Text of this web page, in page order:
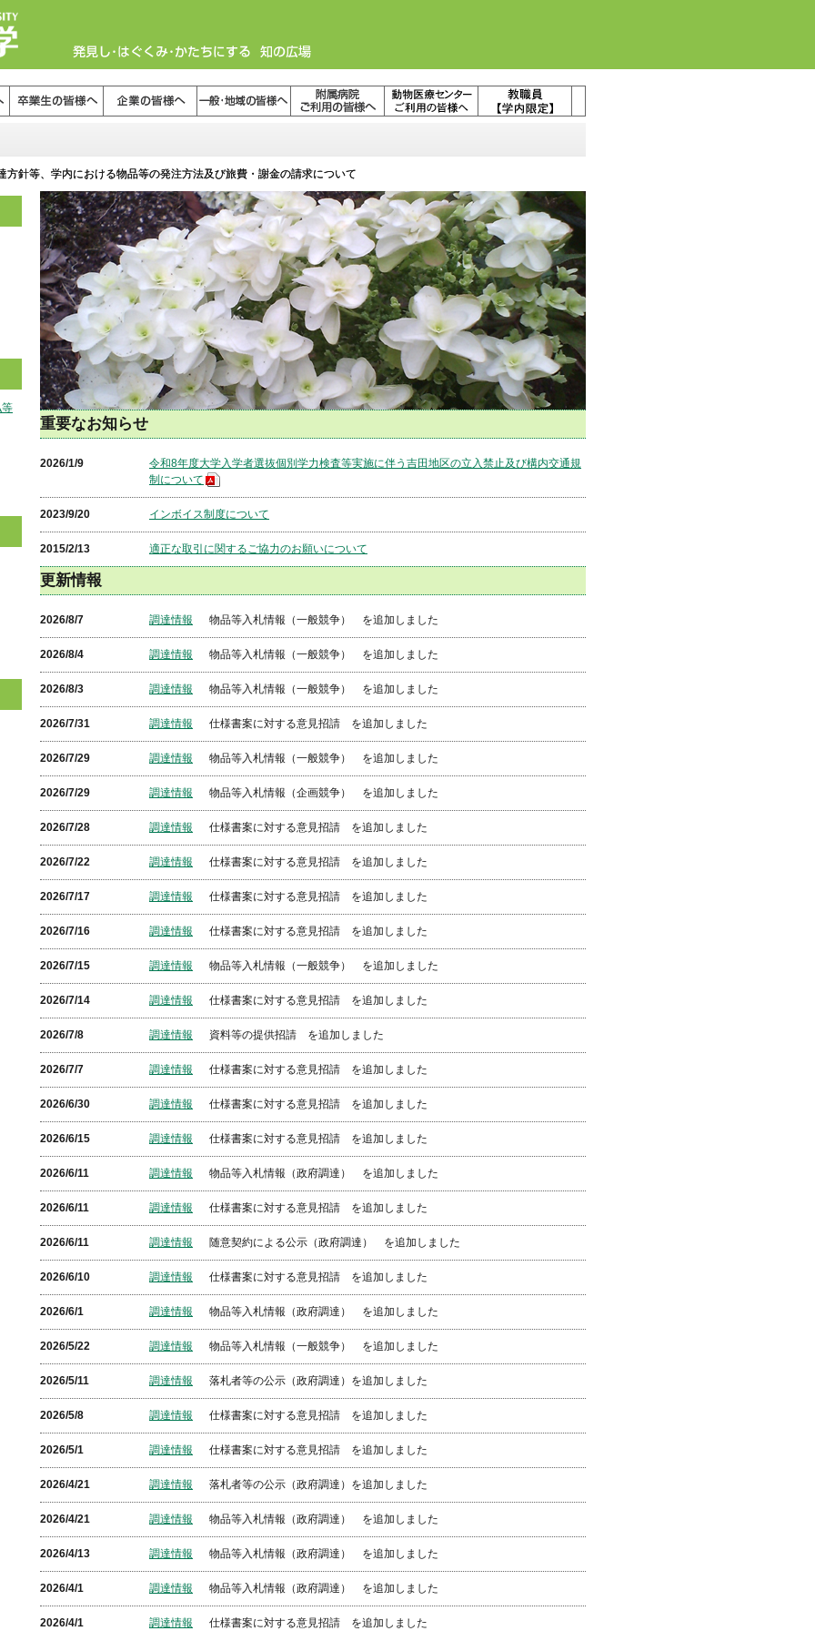
方針等、学内における物品等の発注方法及び旅費・謝金の請求について
重要なお知らせ
2026/1/9
令和8年度大学入学者選抜個別学力検査等実施に伴う吉田地区の立入禁止及び構内交通規
制について
2023/9/20 インボイス制度について
2015/2/13 適正な取引に関するご協力のお願いについて
更新情報
2026/8/7 調達情報 物品等入札情報（一般競争） を追加しました
2026/8/4 調達情報 物品等入札情報（一般競争） を追加しました
2026/8/3 調達情報 物品等入札情報（一般競争） を追加しました
2026/7/31 調達情報 仕様書案に対する意見招請 を追加しました
2026/7/29 調達情報 物品等入札情報（一般競争） を追加しました
2026/7/29 調達情報 物品等入札情報（企画競争） を追加しました
2026/7/28 調達情報 仕様書案に対する意見招請 を追加しました
2026/7/22 調達情報 仕様書案に対する意見招請 を追加しました
2026/7/17 調達情報 仕様書案に対する意見招請 を追加しました
2026/7/16 調達情報 仕様書案に対する意見招請 を追加しました
2026/7/15 調達情報 物品等入札情報（一般競争） を追加しました
2026/7/14 調達情報 仕様書案に対する意見招請 を追加しました
2026/7/8 調達情報 資料等の提供招請 を追加しました
2026/7/7 調達情報 仕様書案に対する意見招請 を追加しました
2026/6/30 調達情報 仕様書案に対する意見招請 を追加しました
2026/6/15 調達情報 仕様書案に対する意見招請 を追加しました
2026/6/11 調達情報 物品等入札情報（政府調達） を追加しました
2026/6/11 調達情報 仕様書案に対する意見招請 を追加しました
2026/6/11 調達情報 随意契約による公示（政府調達） を追加しました
2026/6/10 調達情報 仕様書案に対する意見招請 を追加しました
2026/6/1 調達情報 物品等入札情報（政府調達） を追加しました
2026/5/22 調達情報 物品等入札情報（一般競争） を追加しました
2026/5/11 調達情報 落札者等の公示（政府調達）を追加しました
2026/5/8 調達情報 仕様書案に対する意見招請 を追加しました
2026/5/1 調達情報 仕様書案に対する意見招請 を追加しました
2026/4/21 調達情報 落札者等の公示（政府調達）を追加しました
2026/4/21 調達情報 物品等入札情報（政府調達） を追加しました
2026/4/13 調達情報 物品等入札情報（政府調達） を追加しました
2026/4/1 調達情報 物品等入札情報（政府調達） を追加しました
2026/4/1 調達情報 仕様書案に対する意見招請 を追加しました